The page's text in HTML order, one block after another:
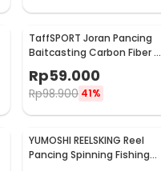
TaffSPORT Joran Pancing
Baitcasting Carbon Fiber 4
Rp59.000
Rp98.900 41%
YUMOSHI REELSKING Reel
Pancing Spinning Fishing